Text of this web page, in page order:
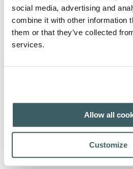
social media, advertising and
combine it with other information
them or that they’ve collected
services.
Allow all
Customize
Informazioni
dalla Lorena, dal 1950 al 1989
tempo redattore capo di Archivum
Historicum (1961-1989).
Informazione sulla
Opera Varia